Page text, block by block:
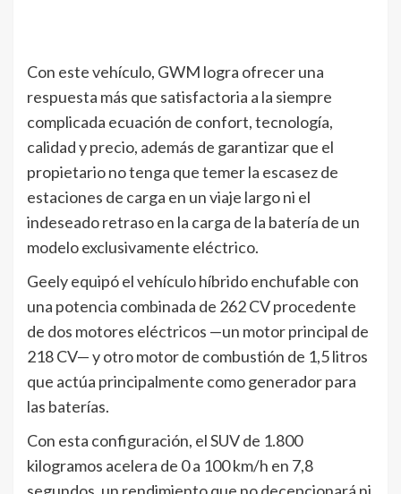
Con este vehículo, GWM logra ofrecer una
respuesta más que satisfactoria a la siempre
complicada ecuación de confort, tecnología,
calidad y precio, además de garantizar que el
propietario no tenga que temer la escasez de
estaciones de carga en un viaje largo ni el
indeseado retraso en la carga de la batería de un
modelo exclusivamente eléctrico.
Geely equipó el vehículo híbrido enchufable con
una potencia combinada de 262 CV procedente
de dos motores eléctricos —un motor principal de
218 CV— y otro motor de combustión de 1,5 litros
que actúa principalmente como generador para
las baterías.
Con esta configuración, el SUV de 1.800
kilogramos acelera de 0 a 100 km/h en 7,8